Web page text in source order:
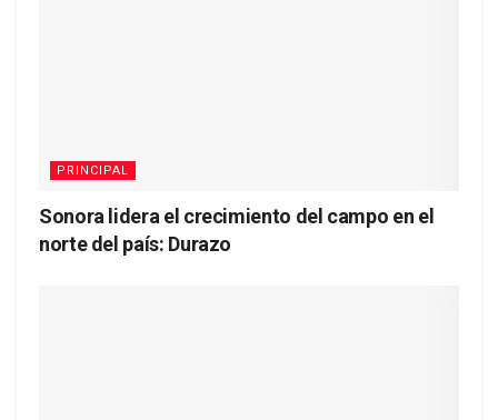
PRINCIPAL
Sonora lidera el crecimiento del campo en el
norte del país: Durazo